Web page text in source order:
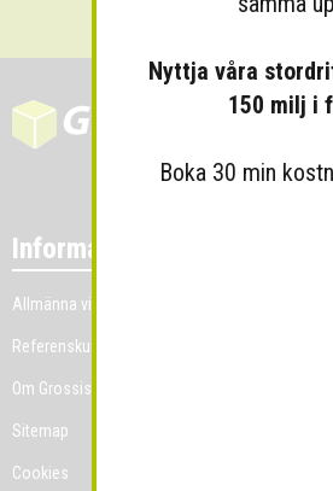
Information
Allmänna villkor
Referenskunder
Om Grossist.se
Sitemap
Cookies
Nyttja våra
150 milj i
Boka 30 min